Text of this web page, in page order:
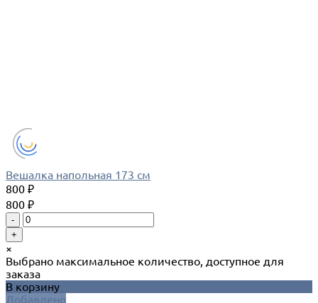
Вешалка напольная 173 см
800 ₽
800 ₽
-
+
×
Выбрано максимальное количество, доступное для
заказа
В корзину
Добавлено